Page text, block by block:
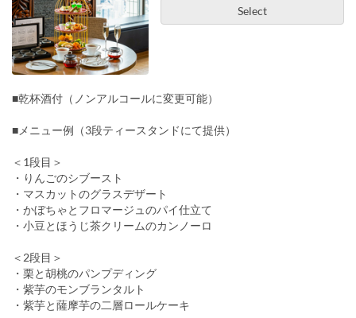
Select
■乾杯酒付（ノンアルコールに変更可能）
■メニュー例（3段ティースタンドにて提供）
＜1段目＞
・りんごのシブースト
・マスカットのグラスデザート
・かぼちゃとフロマージュのパイ仕立て
・小豆とほうじ茶クリームのカンノーロ
＜2段目＞
・栗と胡桃のパンプディング
・紫芋のモンブランタルト
・紫芋と薩摩芋の二層ロールケーキ